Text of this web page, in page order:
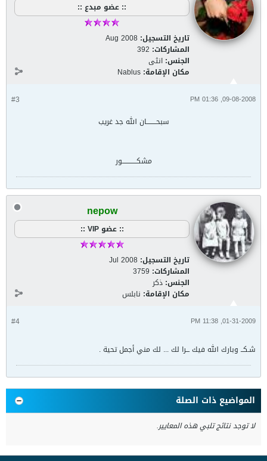
:: عضو مبدع ::
تاريخ التسجيل: Aug 2008
المشاركات: 392
الجنس: انثى
مكان الإقامة: Nablus
#3 09-08-2008, 01:36 PM
سبحــــــــان الله جد غريب
مشكــــــــــــور
nepow
:: عضو VIP ::
تاريخ التسجيل: Jul 2008
المشاركات: 3759
الجنس: ذكر
مكان الإقامة: نابلس
#4 01-31-2009, 11:38 PM
شـكــ وبارك الله فيك ـــرا لك ... لك مني أجمل تحية .
المواضيع ذات الصلة
لا توجد نتائج تلبي هذه المعايير.